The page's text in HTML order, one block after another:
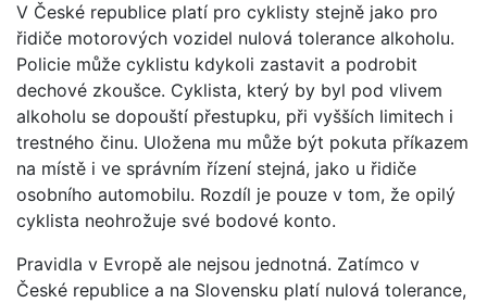
V České republice platí pro cyklisty stejně jako pro
řidiče motorových vozidel nulová tolerance alkoholu.
Policie může cyklistu kdykoli zastavit a podrobit
dechové zkoušce. Cyklista, který by byl pod vlivem
alkoholu se dopouští přestupku, při vyšších limitech i
trestného činu. Uložena mu může být pokuta příkazem
na místě i ve správním řízení stejná, jako u řidiče
osobního automobilu. Rozdíl je pouze v tom, že opilý
cyklista neohrožuje své bodové konto.
Pravidla v Evropě ale nejsou jednotná. Zatímco v
České republice a na Slovensku platí nulová tolerance,